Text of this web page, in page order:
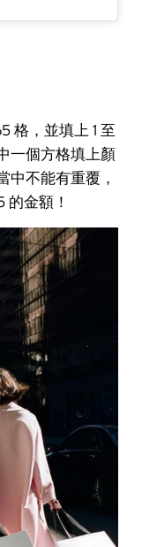
格，並填上 1 至
一個方格填上顏
不能有重覆，
金額！